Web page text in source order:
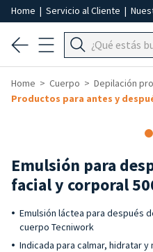
Home | Servicio al Cliente |
Home Cuerpo
Depilación
Productos para antes y
Emulsión para
facial y corporal
Emulsión láctea para después
cuerpo Tecniwork
Indicada para calmar, hidratar